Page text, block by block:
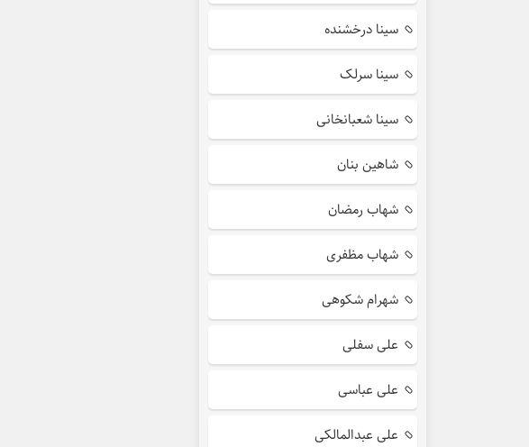
سینا درخشنده
سینا سرلک
سینا شعبانخانی
شاهین بنان
شهاب رمضان
شهاب مظفری
شهرام شکوهی
علی سفلی
علی عباسی
علی عبدالمالکی